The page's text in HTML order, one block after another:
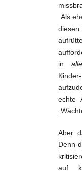
Als
in
echte
Aber
Denn
auf